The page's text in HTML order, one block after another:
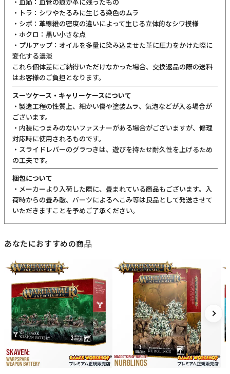
・トラ：シワやたるみに生じる染色のムラ
・シボ：革線維の密度の違いによって生じる立体的なシワ模様
・ホクロ：黒い小さな点
・プルアップ：オイルを多量に染み込ませた革に圧力をかけた際に
変化する濃淡
これら個体差にご納得いただけなかった場合、交換返品の際の送料
はお客様のご負担となります。
スーツケース・キャリーケースについて
・製造工程の性質上、細かい傷や塗装ムラ、気泡などが入る場合が
ございます。
・内装につまみのないファスナーがある場合がございますが、修理
対応時に使用されるものです。
・スライドレバーのグラつきは、遊びを持たせ耐久性を上げるため
の工夫です。
梱包について
・メーカーより入荷した際に、畳まれている商品もございます。入
荷時からの畳み皺、パーツによるへこみ等は良品として発送させて
いただきますことを予めご了承ください。
あなたにおすすめの商品